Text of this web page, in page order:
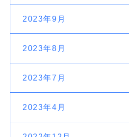
2023年9月
2023年8月
2023年7月
2023年4月